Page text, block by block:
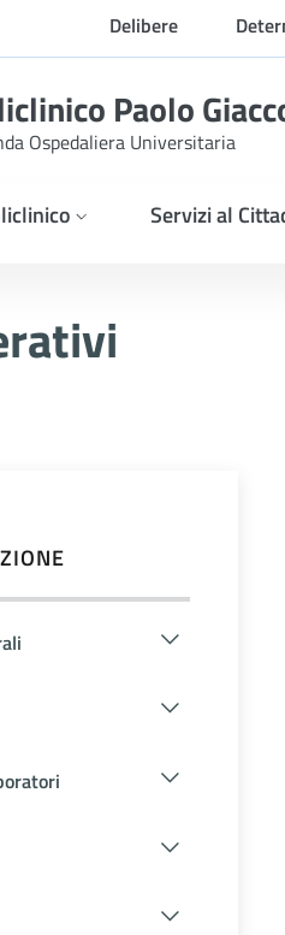
Delibere
Paolo
Ospedaliera Universitaria
Servizi al